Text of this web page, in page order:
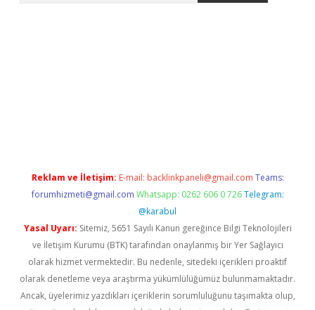
Reklam ve İletişim: E-mail: backlinkpaneli@gmail.com Teams:
forumhizmeti@gmail.com Whatsapp: 0262 606 0 726 Telegram:
@karabul
Yasal Uyarı: Sitemiz, 5651 Sayılı Kanun gereğince Bilgi Teknolojileri
ve İletişim Kurumu (BTK) tarafından onaylanmış bir Yer Sağlayıcı
olarak hizmet vermektedir. Bu nedenle, sitedeki içerikleri proaktif
olarak denetleme veya araştırma yükümlülüğümüz bulunmamaktadır.
Ancak, üyelerimiz yazdıkları içeriklerin sorumluluğunu taşımakta olup,